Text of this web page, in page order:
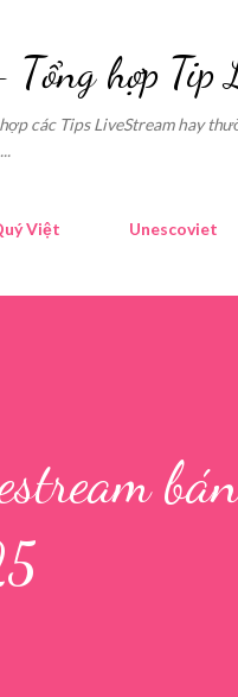
hợp Tip
các Tips LiveStream hay
Việt Unescoviet